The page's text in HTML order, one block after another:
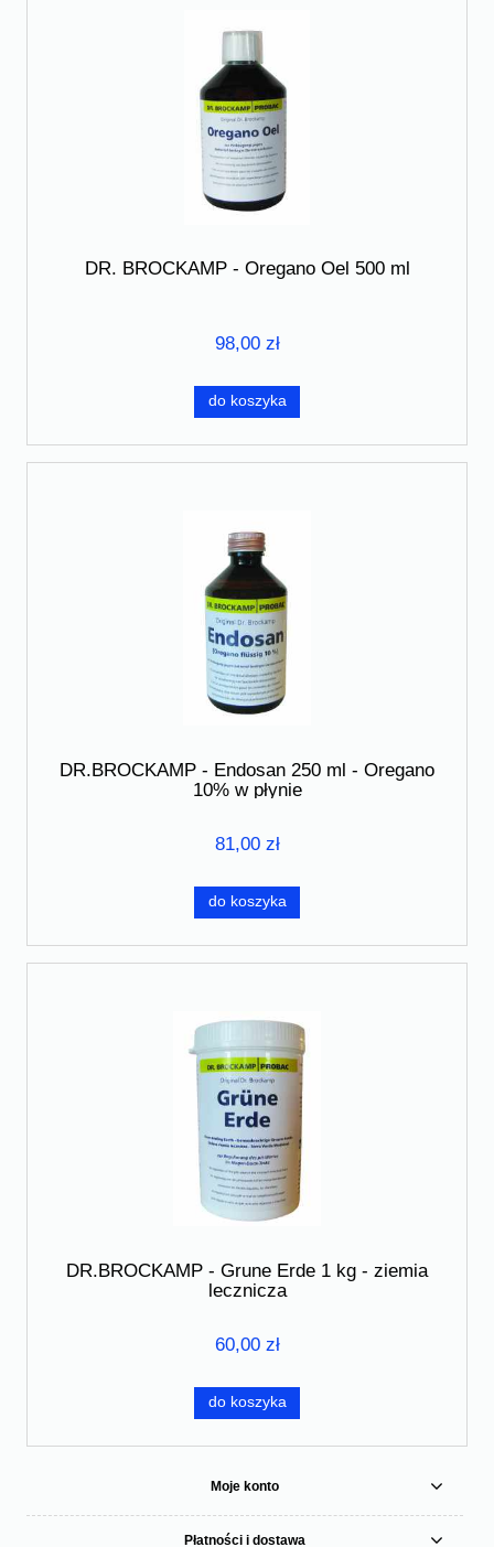
DR. BROCKAMP - Oregano Oel 500 ml
98,00 zł
do koszyka
DR.BROCKAMP - Endosan 250 ml - Oregano
10% w płynie
81,00 zł
do koszyka
DR.BROCKAMP - Grune Erde 1 kg - ziemia
lecznicza
60,00 zł
do koszyka
Moje konto
Płatności i dostawa